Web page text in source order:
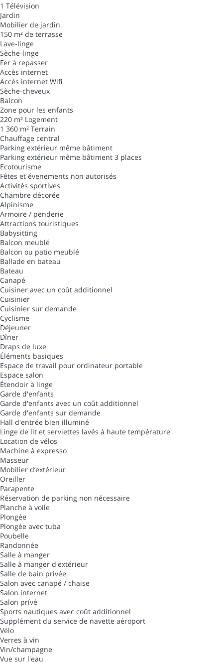
1 Télévision
Jardin
Mobilier de jardin
150 m² de terrasse
Lave-linge
Sèche-linge
Fer à repasser
Accès internet
Accès internet Wifi
Sèche-cheveux
Balcon
Zone pour les enfants
220 m² Logement
1 360 m² Terrain
Chauffage central
Parking extérieur même bâtiment
Parking extérieur même bâtiment 3 places
Ecotourisme
Fêtes et évenements non autorisés
Activités sportives
Chambre décorée
Alpinisme
Armoire / penderie
Attractions touristiques
Babysitting
Balcon meublé
Balcon ou patio meublé
Ballade en bateau
Bateau
Canapé
Cuisiner avec un coût additionnel
Cuisinier
Cuisinier sur demande
Cyclisme
Déjeuner
Dîner
Draps de luxe
Éléments basiques
Espace de travail pour ordinateur portable
Espace salon
Étendoir à linge
Garde d'enfants
Garde d'enfants avec un coût additionnel
Garde d'enfants sur demande
Hall d'entrée bien illuminé
Linge de lit et serviettes lavés à haute température
Location de vélos
Machine à expresso
Masseur
Mobilier d’extérieur
Oreiller
Parapente
Réservation de parking non nécessaire
Planche à voile
Plongée
Plongée avec tuba
Poubelle
Randonnée
Salle à manger
Salle à manger d'extérieur
Salle de bain privée
Salon avec canapé / chaise
Salon internet
Salon prívé
Sports nautiques avec coût additionnel
Supplément du service de navette aéroport
Vélo
Verres à vin
Vin/champagne
Vue sur l'eau